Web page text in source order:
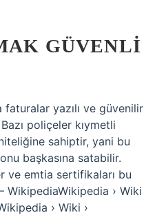
GÜVENLI
faturalar yazılı ve güvenilir
poliçeler kıymetli
sahiptir, yani bu
başkasına satabilir.
ve emtia sertifikaları bu
WikipediaWikipedia › Wiki
› Wiki ›